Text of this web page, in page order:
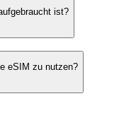
ist?
eSIM zu nutzen?